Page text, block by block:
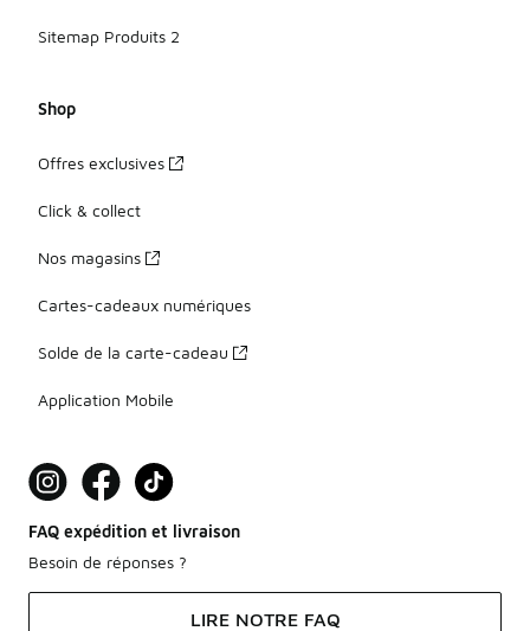
Sitemap Produits 2
Shop
Offres exclusives
Click & collect
Nos magasins
Cartes-cadeaux numériques
Solde de la carte-cadeau
Application Mobile
FAQ expédition et livraison
Besoin de réponses ?
LIRE NOTRE FAQ